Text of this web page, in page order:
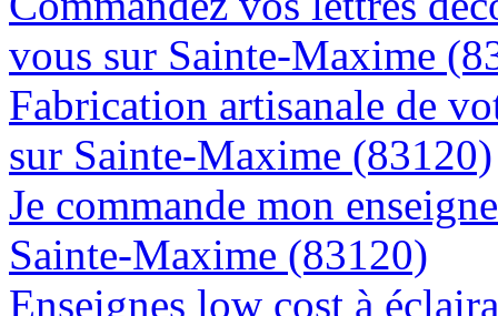
vous sur Sainte-Maxime
Fabrication artisanale de
sur Sainte-Maxime (83120)
Je commande mon
Sainte-Maxime (83120)
Enseignes low cost à